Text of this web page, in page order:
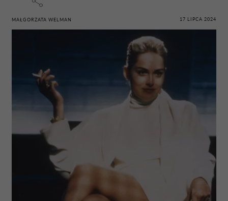
MAŁGORZATA WELMAN 17 LIPCA 2024